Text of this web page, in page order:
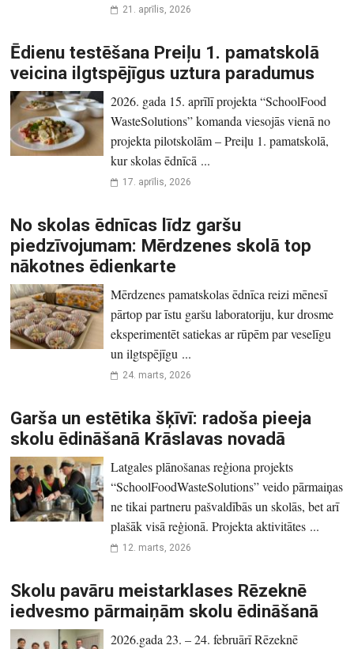
21. aprīlis, 2026
Ēdienu testēšana Preiļu 1. pamatskolā
veicina ilgtspējīgus uztura paradumus
2026. gada 15. aprīlī projekta “SchoolFood
WasteSolutions” komanda viesojās vienā no
projekta pilotskolām – Preiļu 1. pamatskolā,
kur skolas ēdnīcā ...
17. aprīlis, 2026
No skolas ēdnīcas līdz garšu
piedzīvojumam: Mērdzenes skolā top
nākotnes ēdienkarte
Mērdzenes pamatskolas ēdnīca reizi mēnesī
pārtop par īstu garšu laboratoriju, kur drosme
eksperimentēt satiekas ar rūpēm par veselīgu
un ilgtspējīgu ...
24. marts, 2026
Garša un estētika šķīvī: radoša pieeja
skolu ēdināšanā Krāslavas novadā
Latgales plānošanas reģiona projekts
“SchoolFoodWasteSolutions” veido pārmaiņas
ne tikai partneru pašvaldībās un skolās, bet arī
plašāk visā reģionā. Projekta aktivitātes ...
12. marts, 2026
Skolu pavāru meistarklases Rēzeknē
iedvesmo pārmaiņām skolu ēdināšanā
2026.gada 23. – 24. februārī Rēzeknē